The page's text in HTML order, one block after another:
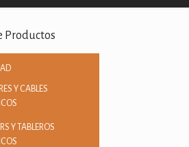
Productos
Y CABLES
Y TABLEROS